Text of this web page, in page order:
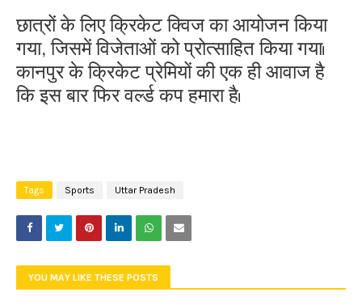
छात्रों के लिए क्रिकेट क्विज का आयोजन किया
गया, जिसमें विजेताओं को प्रोत्साहित किया गया।
कानपुर के क्रिकेट प्रेमियों की एक ही आवाज है
कि इस बार फिर वर्ल्ड कप हमारा है।
Tags Sports Uttar Pradesh
YOU MAY LIKE THESE POSTS